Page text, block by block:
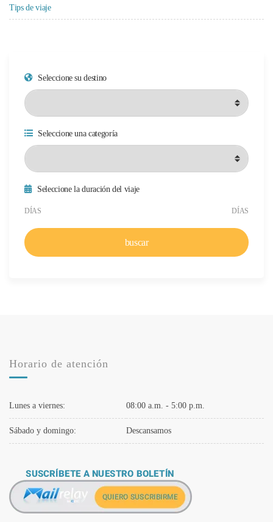
Tips de viaje
Seleccione su destino
Seleccione una categoría
Seleccione la duración del viaje
Duración mínima del viaje
Duración máxima del viaje
DÍAS DÍAS
buscar
Horario de atención
Lunes a viernes: 08:00 a.m. - 5:00 p.m.
Sábado y domingo: Descansamos